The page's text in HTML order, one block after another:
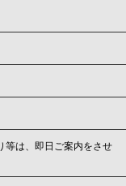
等は、即日ご案内をさせ